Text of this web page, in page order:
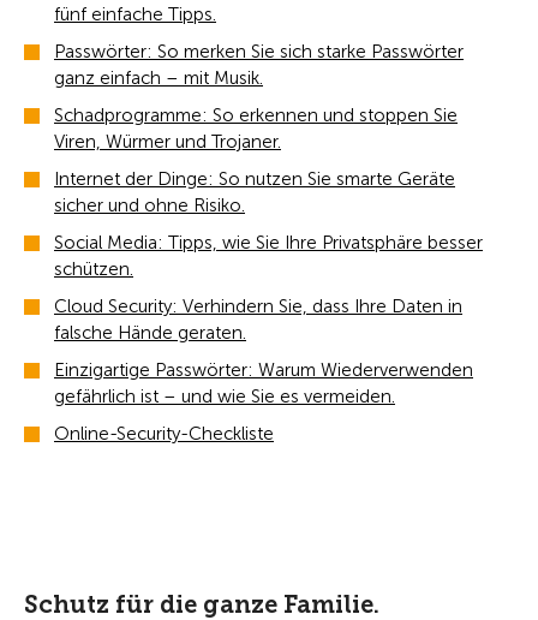
fünf einfache Tipps.
Passwörter: So merken Sie sich starke Passwörter
ganz einfach – mit Musik.
Schadprogramme: So erkennen und stoppen Sie
Viren, Würmer und Trojaner.
Internet der Dinge: So nutzen Sie smarte Geräte
sicher und ohne Risiko.
Social Media: Tipps, wie Sie Ihre Privatsphäre besser
schützen.
Cloud Security: Verhindern Sie, dass Ihre Daten in
falsche Hände geraten.
Einzigartige Passwörter: Warum Wiederverwenden
gefährlich ist – und wie Sie es vermeiden.
Online-Security-Checkliste
Schutz für die ganze Familie.